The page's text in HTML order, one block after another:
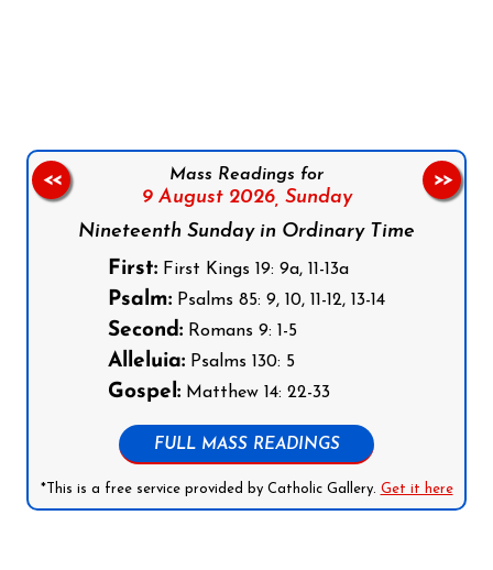
Mass Readings for
9 August 2026, Sunday
Nineteenth Sunday in Ordinary Time
First: First Kings 19: 9a, 11-13a
Psalm: Psalms 85: 9, 10, 11-12, 13-14
Second: Romans 9: 1-5
Alleluia: Psalms 130: 5
Gospel: Matthew 14: 22-33
FULL MASS READINGS
*This is a free service provided by Catholic Gallery. Get it here
<< >>